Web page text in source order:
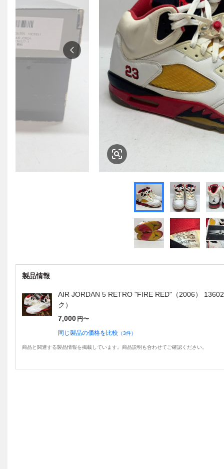
製品情報
AIR JORDAN 5 RETRO "FIRE RED"（2006）
ク）
7,000 円〜
同じ製品の価格を比較 （3件）
商品と関連する製品情報を掲載しています。商品説明も合わせてご確認ください。